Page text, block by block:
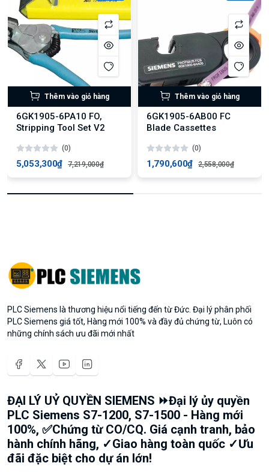
Thêm vào giỏ hàng
6GK1905-6PA10 FO,
Stripping Tool Set V2
(0)
5,053,300₫ 7,219,000₫
Thêm vào giỏ hàng
6GK1905-6AB00 FC
Blade Cassettes
(0)
1,790,600₫ 2,558,000₫
PLC Siemens là thương hiệu nổi tiếng đến từ Đức. Đại lý phân phối
PLC Siemens giá tốt, Hàng mới 100% và đầy đủ chứng từ, Luôn có
những chính sách ưu đãi mới nhất
ĐẠI LÝ UỶ QUYỀN SIEMENS ⏩Đại lý ủy quyền
PLC Siemens S7-1200, S7-1500 - Hàng mới
100%, ✅Chứng từ CO/CQ. Giá cạnh tranh, bảo
hành chính hãng, ✓Giao hàng toàn quốc ✓Ưu
đãi đặc biệt cho dự án lớn!